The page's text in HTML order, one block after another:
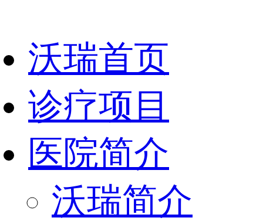
沃瑞首页
诊疗项目
医院简介
沃瑞简介